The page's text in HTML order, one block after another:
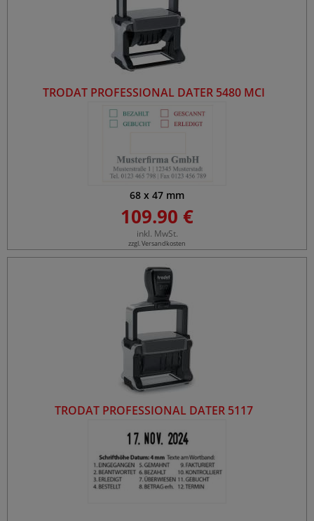
TRODAT PROFESSIONAL DATER 5480 MCI
68 x 47 mm
109.90 €
inkl. MwSt.
zzgl. Versandkosten
TRODAT PROFESSIONAL DATER 5117